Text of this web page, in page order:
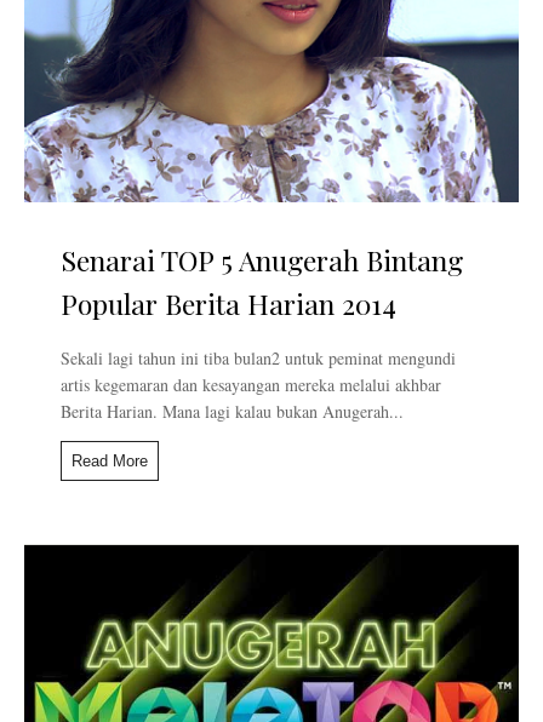
Senarai TOP 5 Anugerah Bintang
Popular Berita Harian 2014
Sekali lagi tahun ini tiba bulan2 untuk peminat mengundi
artis kegemaran dan kesayangan mereka melalui akhbar
Berita Harian. Mana lagi kalau bukan Anugerah...
Read More